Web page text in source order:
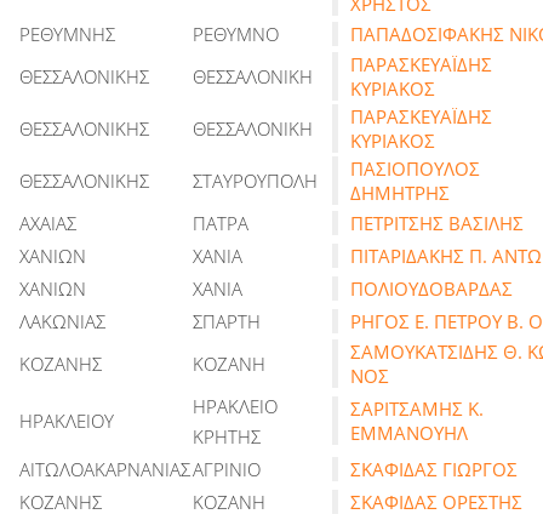
ΡΕΘΥΜΝΗΣ
ΡΕΘΥΜΝΟ
ΠΑΠΑΔΟΣΙΦΑΚΗΣ
ΘΕΣΣΑΛΟΝΙΚΗΣ
ΘΕΣΣΑΛΟΝΙΚΗ
ΠΑΡΑΣΚΕΥΑΪΔΗΣ
ΚΥΡΙΑΚΟΣ
ΘΕΣΣΑΛΟΝΙΚΗΣ
ΘΕΣΣΑΛΟΝΙΚΗ
ΠΑΡΑΣΚΕΥΑΪΔΗΣ
ΚΥΡΙΑΚΟΣ
ΘΕΣΣΑΛΟΝΙΚΗΣ
ΣΤΑΥΡΟΥΠΟΛΗ
ΠΑΣΙΟΠΟΥΛΟΣ
ΔΗΜΗΤΡΗΣ
ΑΧΑΙΑΣ
ΠΑΤΡΑ
ΠΕΤΡΙΤΣΗΣ ΒΑΣΙΛΗΣ
ΧΑΝΙΩΝ
ΧΑΝΙΑ
ΠΙΤΑΡΙΔΑΚΗΣ Π.
ΧΑΝΙΩΝ
ΧΑΝΙΑ
ΠΟΛΙΟΥΔΟΒΑΡΔΑΣ
ΛΑΚΩΝΙΑΣ
ΣΠΑΡΤΗ
ΡΗΓΟΣ Ε. ΠΕΤΡΟΥ Β.
ΚΟΖΑΝΗΣ
ΚΟΖΑΝΗ
ΣΑΜΟΥΚΑΤΣΙΔΗΣ Θ.
ΝΟΣ
ΗΡΑΚΛΕΙΟΥ
ΗΡΑΚΛΕΙΟ
ΚΡΗΤΗΣ
ΣΑΡΙΤΣΑΜΗΣ Κ.
ΕΜΜΑΝΟΥΗΛ
ΑΙΤΩΛΟΑΚΑΡΝΑΝΙΑΣΑΓΡΙΝΙΟ
ΣΚΑΦΙΔΑΣ ΓΙΩΡΓΟΣ
ΚΟΖΑΝΗΣ
ΚΟΖΑΝΗ
ΣΚΑΦΙΔΑΣ ΟΡΕΣΤΗΣ